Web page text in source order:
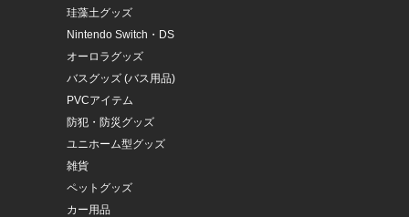
珪藻土グッズ
Nintendo Switch・DS
オーロラグッズ
バスグッズ (バス用品)
PVCアイテム
防犯・防災グッズ
ユニホーム型グッズ
雑貨
ペットグッズ
カー用品